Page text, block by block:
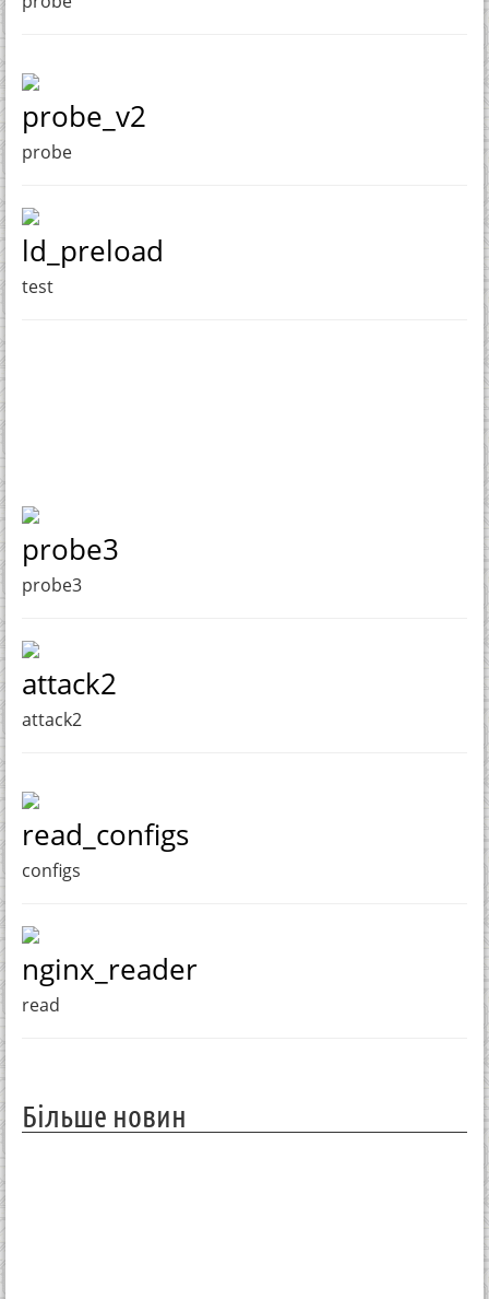
probe_v2
probe
ld_preload
test
probe3
probe3
attack2
attack2
read_configs
configs
nginx_reader
read
Більше новин